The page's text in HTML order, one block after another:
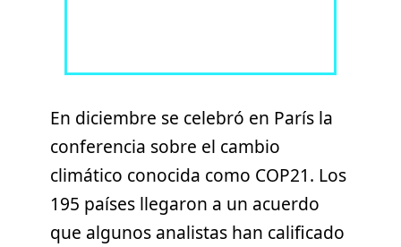
En diciembre se celebró en París la
conferencia sobre el cambio
climático conocida como COP21. Los
195 países llegaron a un acuerdo
que algunos analistas han calificado